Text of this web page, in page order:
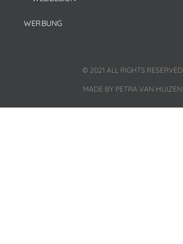
WERBUNG
© 2021 ALL RIGHTS RESERVED
MADE BY PETRA VAN HUIZEN